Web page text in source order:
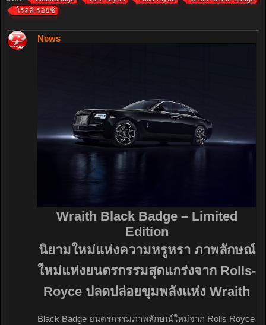
โรลส์-รอยซ์
News
Wraith Black Badge – Limited
Edition
นิยามใหม่แห่งความหรูหรา ภาพลักษณ์
ใหม่แห่งยนตรกรรมสุดแกร่งจาก Rolls-
Royce ปลดปล่อยขุมพลังแห่ง Wraith
Black Badge ยนตรกรรมภาพลักษณ์ใหม่จาก Rolls Royce